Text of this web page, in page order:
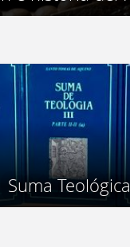
Suma Teológica